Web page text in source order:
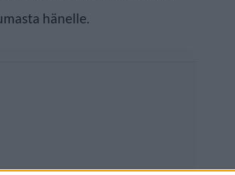
hänelle.